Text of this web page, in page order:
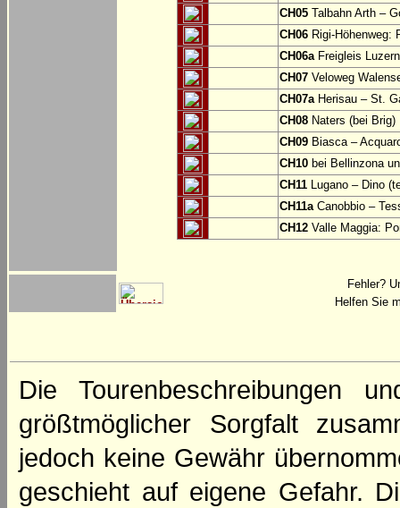
CH05 Talbahn Arth –
CH06 Rigi-Höhenweg:
CH06aFreigleis
CH07 Veloweg
CH07aHerisau – St.
CH08 Naters (bei Brig)
CH09 Biasca –
CH10 bei Bellinzona
CH11 Lugano – Dino
CH11aCanobbio –
CH12 Valle Maggia:
Fehler?
Helfen Sie
Die Tourenbeschreibungen
größtmöglicher Sorgfalt
jedoch keine Gewähr
geschieht auf eigene Gefahr.